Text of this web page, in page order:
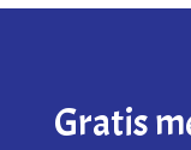
Gratis